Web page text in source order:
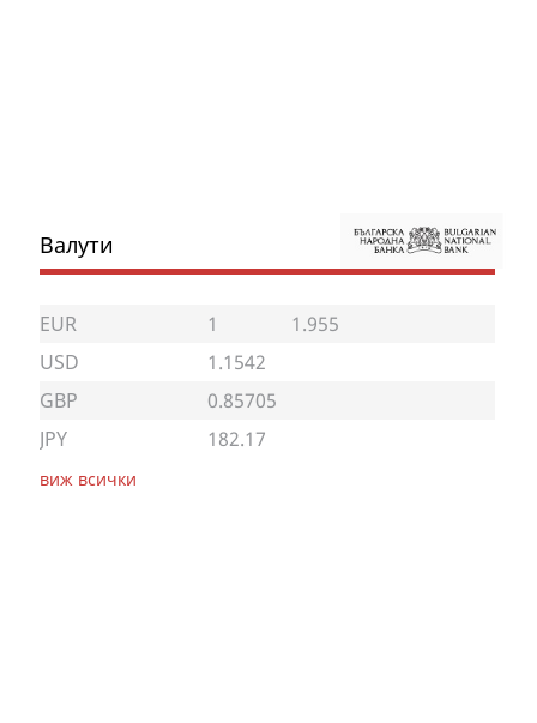
Валути
EUR 1
1.955
USD
1.1542
GBP
0.85705
JPY
182.17
виж всички